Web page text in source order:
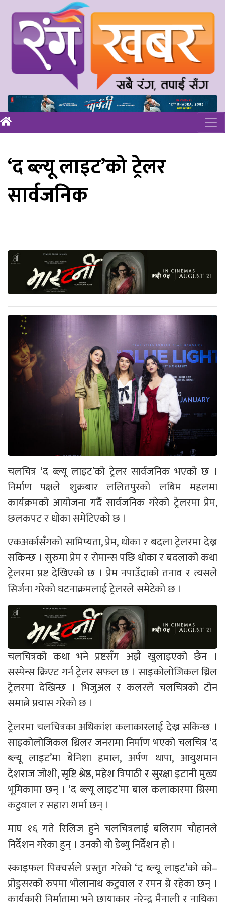
‘द ब्ल्यू लाइट’को ट्रेलर
सार्वजनिक
चलचित्र ‘द ब्ल्यू लाइट’को ट्रेलर सार्वजनिक भएको छ ।
निर्माण पक्षले शुक्रबार ललितपुरको लबिम महलमा
कार्यक्रमको आयोजना गर्दै सार्वजनिक गरेको ट्रेलरमा प्रेम,
छलकपट र धोका समेटिएको छ ।
एकअर्कासँगको सामिप्यता, प्रेम, धोका र बदला ट्रेलरमा देख्न
सकिन्छ । सुरुमा प्रेम र रोमान्स पछि धोका र बदलाको कथा
ट्रेलरमा प्रष्ट देखिएको छ । प्रेम नपाउँदाको तनाव र त्यसले
सिर्जना गरेको घटनाक्रमलाई ट्रेलरले समेटेको छ ।
चलचित्रको कथा भने प्रष्टसँग अझै खुलाइएको छैन ।
सस्पेन्स क्रिएट गर्न ट्रेलर सफल छ । साइकोलोजिकल थ्रिल
ट्रेलरमा देखिन्छ । भिजुअल र कलरले चलचित्रको टोन
समात्ने प्रयास गरेको छ ।
ट्रेलरमा चलचित्रका अधिकांश कलाकारलाई देख्न सकिन्छ ।
साइकोलोजिकल थ्रिलर जनरामा निर्माण भएको चलचित्र ‘द
ब्ल्यू लाइट’मा बेनिशा हमाल, अर्पण थापा, आयुशमान
देशराज जोशी, सृष्टि श्रेष्ठ, महेश त्रिपाठी र सुरक्षा इटानी मुख्य
भूमिकामा छन् । ‘द ब्ल्यू लाइट’मा बाल कलाकारमा ग्रिस्मा
कटुवाल र सहारा शर्मा छन् ।
माघ १६ गते रिलिज हुने चलचित्रलाई बलिराम चौहानले
निर्देशन गरेका हुन् । उनको यो डेब्यु निर्देशन हो ।
स्काइफल पिक्चर्सले प्रस्तुत गरेको ‘द ब्ल्यू लाइट’को को–
प्रोडुसरको रुपमा भोलानाथ कटुवाल र रमन ग्रे रहेका छन् ।
कार्यकारी निर्मातामा भने छायाकार नरेन्द्र मैनाली र नायिका